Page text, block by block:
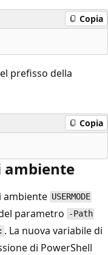
Copia
prefisso della
Copia
ambiente
ambiente USERMODE
parametro -Path
. La nuova variabile di
di PowerShell